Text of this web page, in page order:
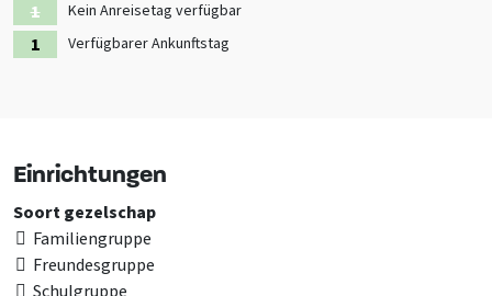
und kleine Geschäfte runden Ihren Aufenthalt ab. Kurz gesagt: ein
Ort, an dem Natur, Kultur und Entspannung Hand in Hand gehen.
Kein Anreisetag verfügbar
Verfügbarer Ankunftstag
Einrichtungen
Soort gezelschap
Familiengruppe
Freundesgruppe